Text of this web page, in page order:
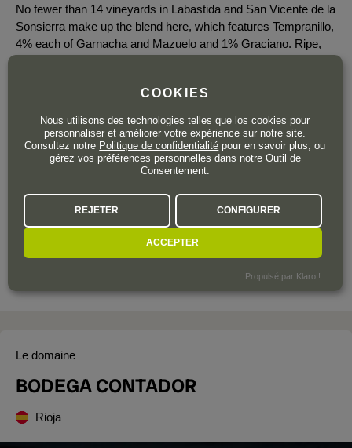
No fewer than 14 vineyards in Labastida and San Vicente de la
Sonsierra make up the blend here, which features Tempranillo,
4% each of Garnacha and Mazuelo and 1% Graciano. Ripe,
28,80 € TTC
Le domaine
BODEGA CONTADOR
Rioja
COOKIES
Nous utilisons des technologies telles que los cookies pour
personnaliser et améliorer votre expérience sur notre site.
Consultez notre Politique de confidentialité pour en savoir plus, ou
gérez vos préférences personnelles dans notre Outil de
Consentement.
REJETER CONFIGURER
ACCEPTER
Propulsé par Klaro !